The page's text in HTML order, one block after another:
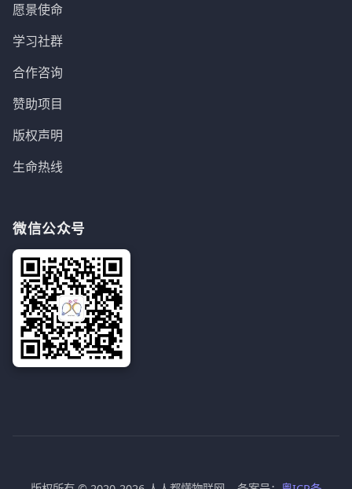
愿景使命
学习社群
合作咨询
赞助项目
版权声明
生命热线
微信公众号